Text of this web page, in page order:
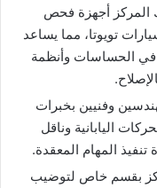
المركز أجهزة فحص
تويوتا، مما يساعد
في الحساسات وأنظمة
وفنيين بخبرات
اليابانية وناقل
المهام المعقدة.
بقسم خاص لتوضيب